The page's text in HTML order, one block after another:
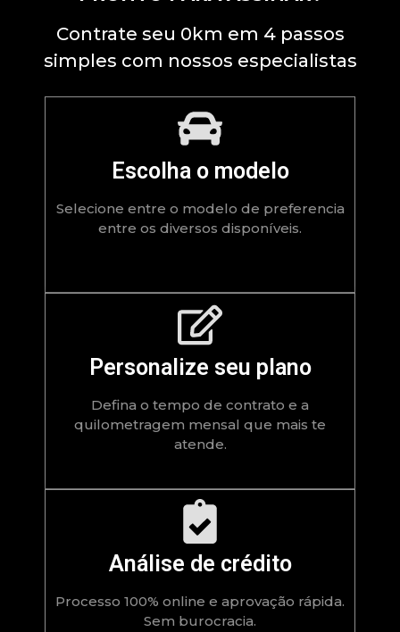
Contrate seu 0km em 4 passos
simples com nossos especialistas
Escolha o modelo
Selecione entre o modelo de preferencia
entre os diversos disponíveis.
Personalize seu plano
Defina o tempo de contrato e a
quilometragem mensal que mais te
atende.
Análise de crédito
Processo 100% online e aprovação rápida.
Sem burocracia.